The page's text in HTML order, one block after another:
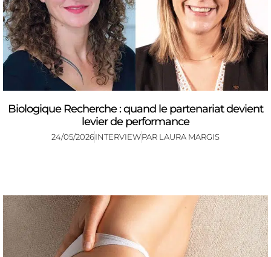
Biologique Recherche : quand le partenariat devient
levier de performance
24/05/2026INTERVIEWPAR LAURA MARGIS